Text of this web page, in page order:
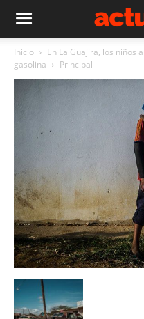
Inicio
En La Guajira, los niños
gasolina
Principal